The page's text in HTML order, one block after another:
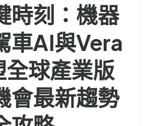
時刻：機器
車AI與Vera
球產業版
會最新趨勢